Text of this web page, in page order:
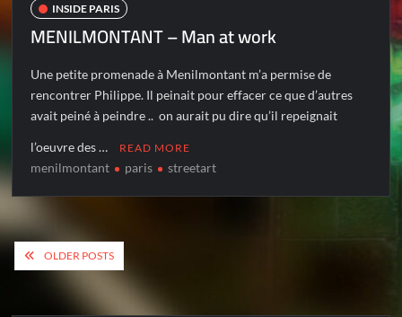
INSIDE PARIS
MENILMONTANT – Man at work
Une petite promenade à Menilmontant m’a permise de
rencontrer Philippe. Il peinait pour effacer ce que d’autres
avait peiné à peindre .. on aurait pu dire qu’il repeignait
l’oeuvre des … READ MORE
menilmontant paris streetart
Posts
navigation
OLDER POSTS